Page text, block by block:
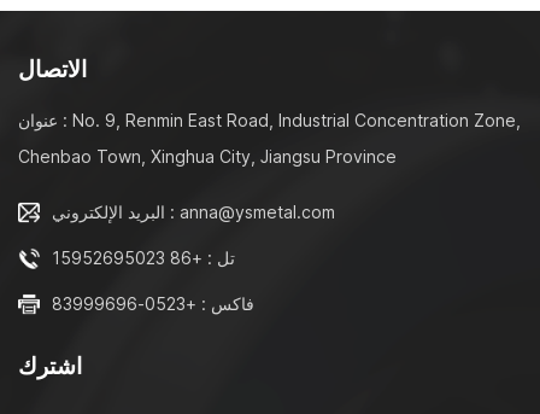
الاتصال
عنوان : No. 9, Renmin East Road, Industrial Concentration Zone,
Chenbao Town, Xinghua City, Jiangsu Province
البريد الإلكتروني : anna@ysmetal.com
تل : +86 15952695023
فاكس : +0523-83999696
اشترك